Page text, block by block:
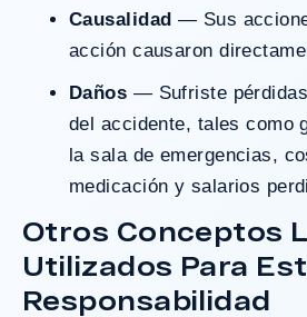
Causalidad — Sus
acción causaron
Daños — Sufriste
del accidente, tales como
la sala de emergencias,
medicación y salarios
Otros Conceptos
Utilizados Para
Responsabilidad